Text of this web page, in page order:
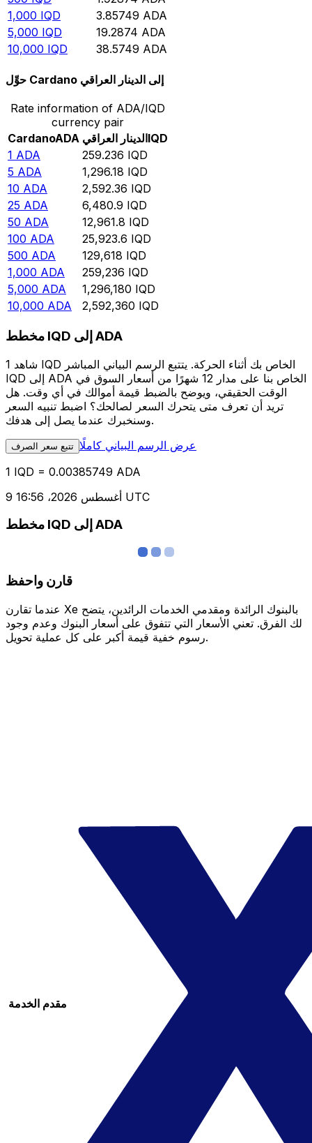
1,000 IQD 3.85749 ADA
5,000 IQD 19.2874 ADA
10,000 IQD 38.5749 ADA
حوِّل Cardano إلى الدينار العراقي
Rate information of ADA/IQD
currency pair
CardanoADA الدينار العراقيIQD
1 ADA 259.236 IQD
5 ADA 1,296.18 IQD
10 ADA 2,592.36 IQD
25 ADA 6,480.9 IQD
50 ADA 12,961.8 IQD
100 ADA 25,923.6 IQD
500 ADA 129,618 IQD
1,000 ADA 259,236 IQD
5,000 ADA 1,296,180 IQD
10,000 ADA 2,592,360 IQD
مخطط IQD إلى ADA
شاهد 1 IQD الخاص بك أثناء الحركة. يتتبع الرسم البياني المباشر
IQD إلى ADA الخاص بنا على مدار 12 شهرًا من أسعار السوق في
الوقت الحقيقي، ويوضح بالضبط قيمة أموالك في أي وقت. هل
تريد أن تعرف متى يتحرك السعر لصالحك؟ اضبط تنبيه السعر
وسنخبرك عندما يصل إلى هدفك.
تتبع سعر الصرف عرض الرسم البياني كاملًا
1 IQD = 0.00385749 ADA
9 أغسطس 2026، 16:56 UTC
مخطط IQD إلى ADA
قارن واحفظ
عندما تقارن Xe بالبنوك الرائدة ومقدمي الخدمات الرائدين، يتضح
لك الفرق. تعني الأسعار التي تتفوق على أسعار البنوك وعدم وجود
رسوم خفية قيمة أكبر على كل عملية تحويل.
مقدم الخدمة